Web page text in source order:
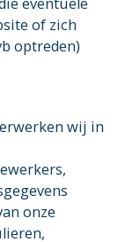
of zich
optreden)
wij in
onze